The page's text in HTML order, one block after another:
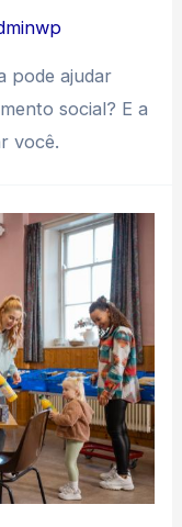
pode ajudar
social? E a
você.